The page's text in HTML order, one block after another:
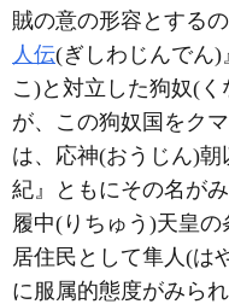
賊の意の形容とする
人伝(ぎしわじんでん
こ)と対立した狗奴(
が、この狗奴国をク
は、応神(おうじん)
紀』ともにその名が
履中(りちゅう)天皇
居住民として隼人(は
に服属的態度がみら